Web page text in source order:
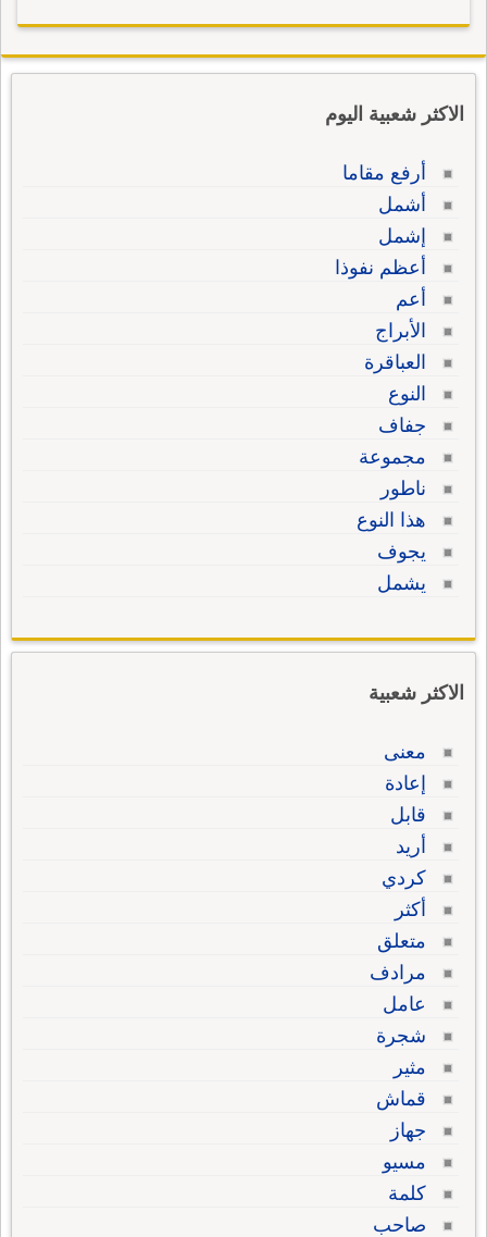
الاكثر شعبية اليوم
أرفع مقاما
أشمل
إشمل
أعظم نفوذا
أعم
الأبراج
العباقرة
النوع
جفاف
مجموعة
ناطور
هذا النوع
يجوف
يشمل
الاكثر شعبية
معنى
إعادة
قابل
أريد
كردي
أكثر
متعلق
مرادف
عامل
شجرة
مثير
قماش
جهاز
مسيو
كلمة
صاحب